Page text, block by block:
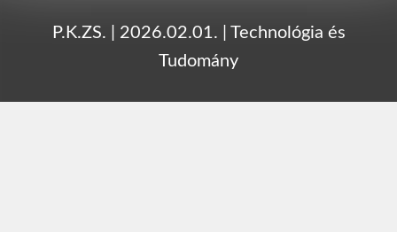
P.K.ZS. 2026.02.01.
Technológia és
Tudomány